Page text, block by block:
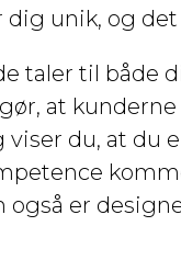
unik, og
taler til både
at
viser du, at du
også er